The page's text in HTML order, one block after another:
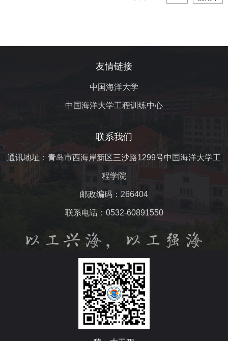
友情链接
中国海洋大学
中国海洋大学工程训练中心
联系我们
通讯地址：青岛市西海岸新区三沙路1299号中国海洋大学工
程学院
邮政编码：266404
联系电话：0532-60891550